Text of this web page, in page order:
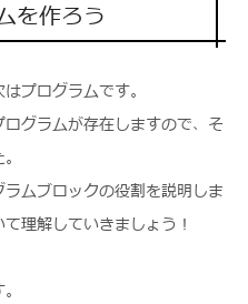
を作ろう
プログラムです。
グラムが存在しますので、そ
ムブロックの役割を説明しま
理解していきましょう！